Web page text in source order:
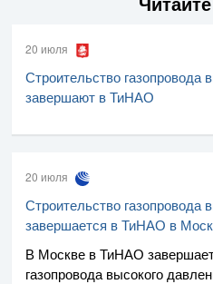
20 июля
Строительство газопровода
завершают в ТиНАО
20 июля
Строительство газопровода
завершается в ТиНАО в
В Москве в ТиНАО
газопровода высокого